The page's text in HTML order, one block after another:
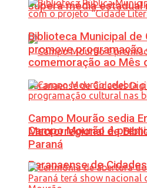
supera média estadual
Campo Mourão é
Paranaense de
Biblioteca Municipal de
promove programação
comemoração ao Mês
Campo Mourão sedia
Macrorregional de
Paraná